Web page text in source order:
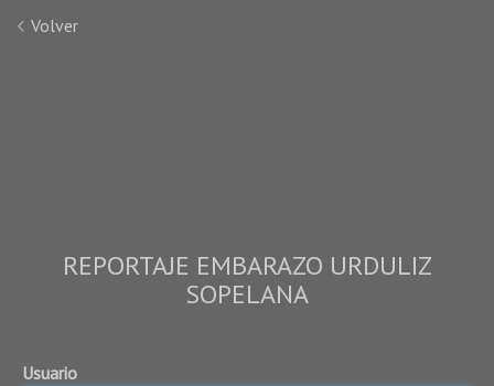
Volver
REPORTAJE EMBARAZO URDULIZ
SOPELANA
Usuario